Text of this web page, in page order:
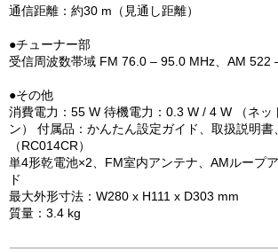
通信距離：約30 m（見通し距離）
●チューナー部
受信周波数帯域 FM 76.0 – 95.0 MHz、AM 522
●その他
消費電力：55 W 待機電力：0.3 W / 4 W （ネッ
ン） 付属品：かんたん設定ガイド、取扱説明書
（RC014CR）
単4形乾電池×2、FM室内アンテナ、AMループ
ド
最大外形寸法：W280 x H111 x D303 mm
質量：3.4 kg